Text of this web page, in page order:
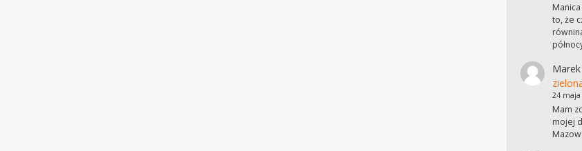
to, że
Marek
24 maja
Mam
mojej